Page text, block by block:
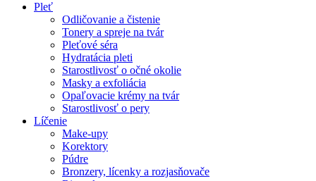
Pleť
Odličovanie a čistenie
Tonery a spreje na tvár
Pleťové séra
Hydratácia pleti
Starostlivosť o očné okolie
Masky a exfoliácia
Opaľovacie krémy na tvár
Starostlivosť o pery
Líčenie
Make-upy
Korektory
Púdre
Bronzery, lícenky a rozjasňovače